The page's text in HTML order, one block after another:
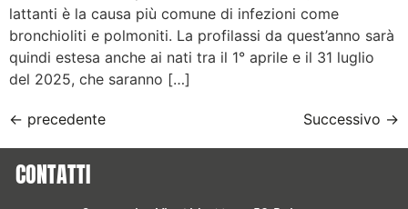
lattanti è la causa più comune di infezioni come
bronchioliti e polmoniti. La profilassi da quest’anno sarà
quindi estesa anche ai nati tra il 1° aprile e il 31 luglio
del 2025, che saranno […]
← precedente Successivo →
CONTATTI